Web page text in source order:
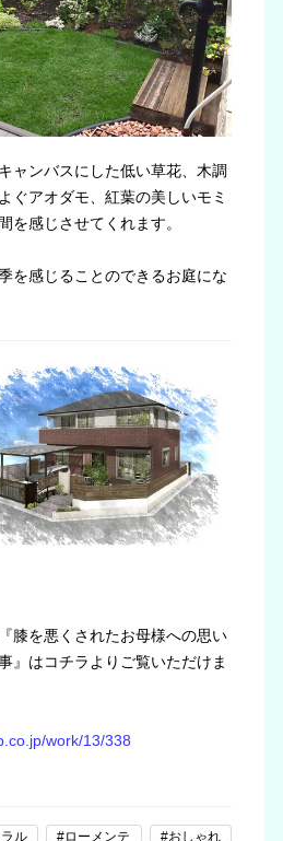
ャンバスにした低い草花、木調
ぐアオダモ、紅葉の美しいモミ
を感じさせてくれます。
を感じることのできるお庭にな
膝を悪くされたお母様への思い
』はコチラよりご覧いただけま
work/13/338
ル #ローメンテ #おしゃれ